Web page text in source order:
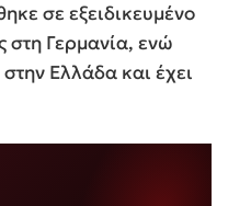
σε εξειδικευμένο
στη Γερμανία, ενώ
Ελλάδα και έχει